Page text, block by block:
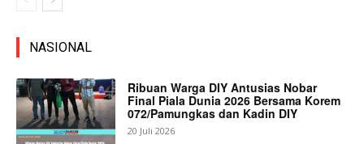
NASIONAL
Ribuan Warga DIY Antusias Nobar
Final Piala Dunia 2026 Bersama Korem
072/Pamungkas dan Kadin DIY
20 Juli 2026